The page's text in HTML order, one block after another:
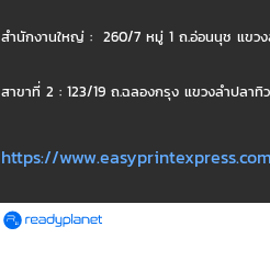
สำนักงานใหญ่ : 260/7 หมู่ 1 ถ.อ่อนนุช แขว
สาขาที่ 2 : 123/19 ถ.ฉลองกรุง แขวงลำปลา
https://